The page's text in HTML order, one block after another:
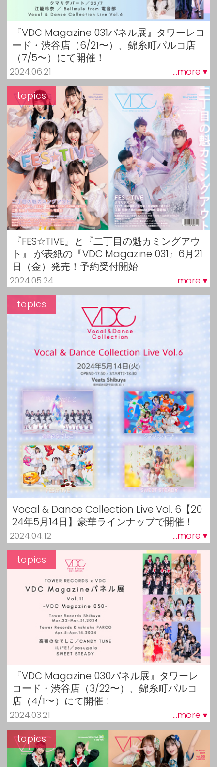
『VDC Magazine 031パネル展』タワーレコ
ード・渋谷店（6/21〜）、錦糸町パルコ店
（7/5〜）にて開催！
2024.06.21 ...more ▾
『FES☆TIVE』と『二丁目の魁カミングアウ
ト』 が表紙の『VDC Magazine 031』6月21
日（金）発売！予約受付開始
2024.05.24 ...more ▾
topics
Vocal & Dance Collection Live Vol. 6【20
24年5月14日】豪華ラインナップで開催！
2024.04.12 ...more ▾
topics
『VDC Magazine 030パネル展』タワーレ
コード・渋谷店（3/22〜）、錦糸町パルコ
店（4/1〜）にて開催！
2024.03.21 ...more ▾
topics
topics